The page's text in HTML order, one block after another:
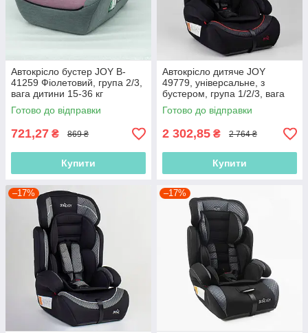
Автокрісло бустер JOY B-
41259 Фіолетовий, група 2/3,
вага дитини 15-36 кг
Готово до відправки
721,27 ₴ 869 ₴
Купити
Автокрісло дитяче JOY
49779, універсальне, з
бустером, група 1/2/3, вага
дитини 9-36 кг
Готово до відправки
2 302,85 ₴ 2 764 ₴
Купити
–17% –17%